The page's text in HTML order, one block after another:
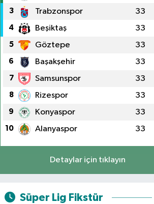
3 Trabzonspor 33
4 Beşiktaş 33
5 Göztepe 33
6 Başakşehir 33
7 Samsunspor 33
8 Rizespor 33
9 Konyaspor 33
10 Alanyaspor 33
Detaylar için tıklayın
Süper Lig Fikstür